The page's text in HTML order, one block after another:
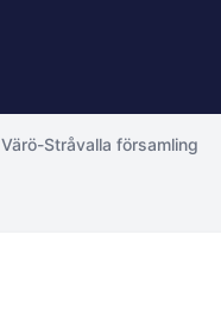
Värö-Stråvalla församling